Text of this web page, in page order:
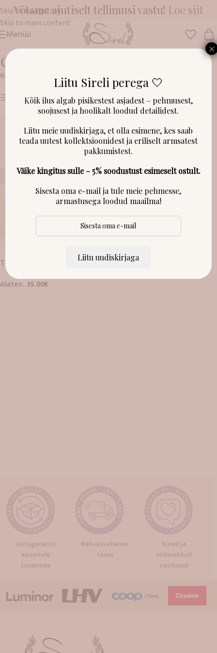
Skip to navigation
Skip to main content
Võtame ajutiselt tellimusi vastu! Loe siit
Menüü
c
Kuvatakse üksik tulemus
Näita filtreid
Tüdrukute padjapüür
Alates: 35.00€
Ostugarantii
kaunitele
toodetele
Rahvusvaheline
tarne
Kiired ja
südamlikud
vastused
Liitu Sireli perega 🤍
Kõik ilus algab pisikestest asjadest – pehmusest,
soojusest ja hoolikalt loodud detailidest.
Liitu meie uudiskirjaga, et olla esimene, kes saab
teada uutest kollektsioonidest ja eriliselt armsatest
pakkumistest.
Väike kingitus sulle – 5% soodustust esimeselt ostult.
Sisesta oma e-mail ja tule meie pehmesse,
armastusega loodud maailma!
Liitu uudiskirjaga
×